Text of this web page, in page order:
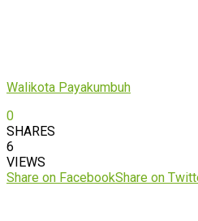
Walikota Payakumbuh
0
SHARES
6
VIEWS
Share on FacebookShare on